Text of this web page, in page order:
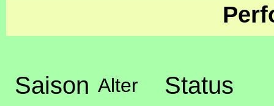
Saison Alter Status